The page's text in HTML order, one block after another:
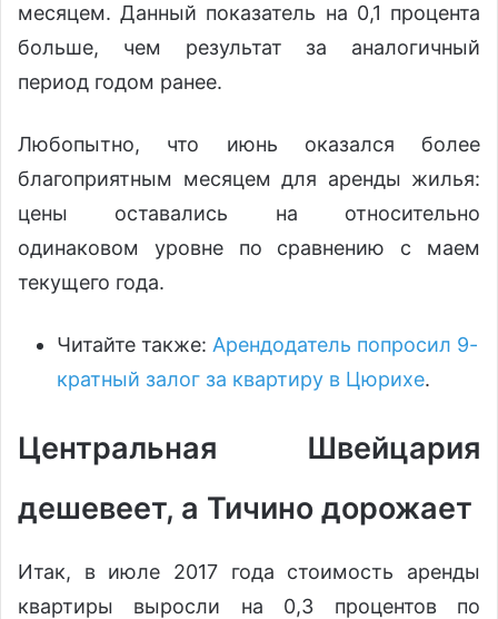
месяцем. Данный показатель на 0,1 процента
больше, чем результат за аналогичный
период годом ранее.
Любопытно, что июнь оказался более
благоприятным месяцем для аренды жилья:
цены оставались на относительно
одинаковом уровне по сравнению с маем
текущего года.
Читайте также: Арендодатель попросил 9-
кратный залог за квартиру в Цюрихе.
Центральная Швейцария
дешевеет, а Тичино дорожает
Итак, в июле 2017 года стоимость аренды
квартиры выросли на 0,3 процентов по